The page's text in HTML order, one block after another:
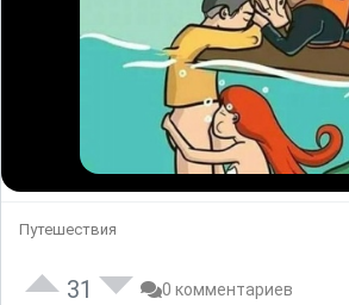
Путешествия
31 0 комментариев